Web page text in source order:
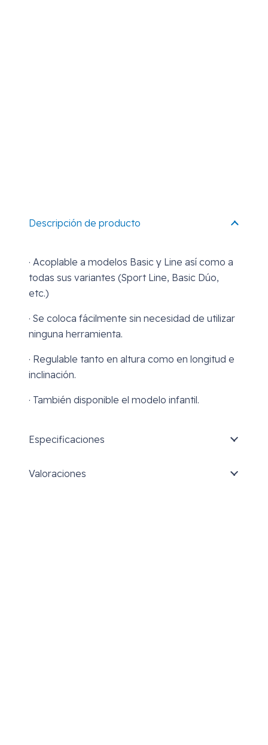
Descripción de producto
· Acoplable a modelos Basic y Line así como a
todas sus variantes (Sport Line, Basic Dúo,
etc.)
· Se coloca fácilmente sin necesidad de utilizar
ninguna herramienta.
· Regulable tanto en altura como en longitud e
inclinación.
· También disponible el modelo infantil.
Especificaciones
Valoraciones